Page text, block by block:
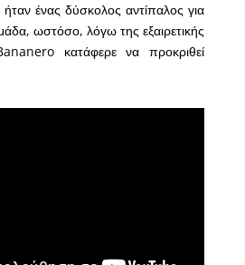
ένας δύσκολος αντίπαλος για
ωστόσο, λόγω της εξαιρετικής
κατάφερε να προκριθεί